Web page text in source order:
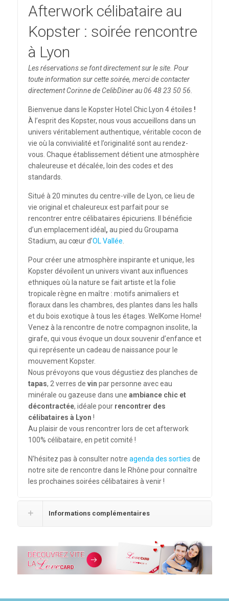
Afterwork célibataire au
Kopster : soirée rencontre
à Lyon
Les réservations se font directement sur le site. Pour
toute information sur cette soirée, merci de contacter
directement Corinne de CelibDiner au 06 48 23 50 56.
Bienvenue dans le Kopster Hotel Chic Lyon 4 étoiles !
À l’esprit des Kopster, nous vous accueillons dans un
univers véritablement authentique, véritable cocon de
vie où la convivialité et l’originalité sont au rendez-
vous. Chaque établissement détient une atmosphère
chaleureuse et décalée, loin des codes et des
standards.
Situé à 20 minutes du centre-ville de Lyon, ce lieu de
vie original et chaleureux est parfait pour se
rencontrer entre célibataires épicuriens. Il bénéficie
d’un emplacement idéal , au pied du Groupama
Stadium, au cœur d’OL Vallée.
Pour créer une atmosphère inspirante et unique, les
Kopster dévoilent un univers vivant aux influences
ethniques où la nature se fait artiste et la folie
tropicale règne en maître : motifs animaliers et
floraux dans les chambres, des plantes dans les halls
et du bois exotique à tous les étages. WelKome Home!
Venez à la rencontre de notre compagnon insolite, la
girafe, qui vous évoque un doux souvenir d’enfance et
qui représente un cadeau de naissance pour le
mouvement Kopster.
Nous prévoyons que vous dégustiez des planches de
tapas, 2 verres de vin par personne avec eau
minérale ou gazeuse dans une ambiance chic et
décontractée, idéale pour rencontrer des
célibataires à Lyon !
Au plaisir de vous rencontrer lors de cet afterwork
100% célibataire, en petit comité !
N’hésitez pas à consulter notre agenda des sorties de
notre site de rencontre dans le Rhône pour connaître
les prochaines soirées célibataires à venir !
Informations complémentaires